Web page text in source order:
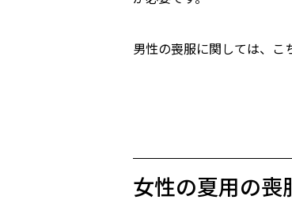
男性の喪服に関しては、こ
女性の夏用の喪